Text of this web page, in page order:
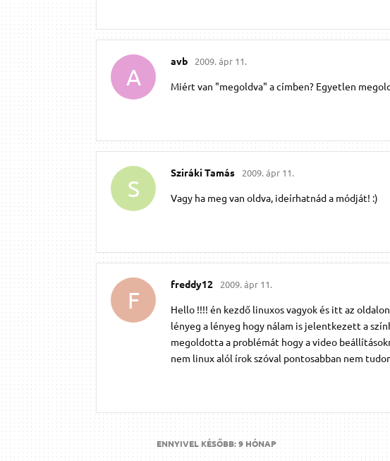
A
avb 2009. ápr 11.
Miért van "megoldva" a címben? Egyetlen
S
Sziráki Tamás 2009. ápr 11.
Vagy ha meg van oldva, ideírhatnád a módját! :)
F
freddy12 2009. ápr 11.
Hello !!!! én kezdő linuxos vagyok és itt az
lényeg a lényeg hogy nálam is jelentkezett a
megoldotta a problémát hogy a video
nem linux alól írok szóval pontosabban nem
ENNYIVEL KÉSŐBB:9 HÓNAP